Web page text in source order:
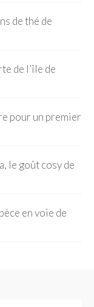
de thé de
de l’île de
pour un premier
le goût cosy de
en voie de